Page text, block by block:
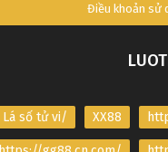
Điều khoản sử
Lá số tử vi/ XX88